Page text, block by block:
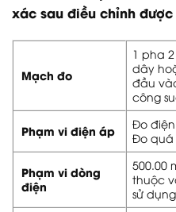
xác sau điều chỉnh
Mạch đo
1 pha
dây
đầu
công
Phạm vi điện áp
Đo điện
Đo quá
Phạm vi dòng
điện
500.00
thuộc
sử